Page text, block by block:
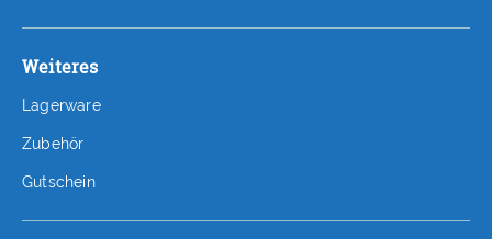
Weiteres
Lagerware
Zubehör
Gutschein